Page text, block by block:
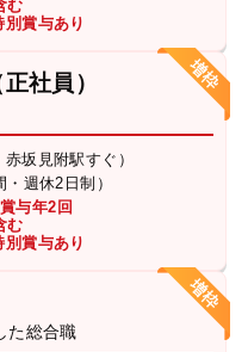
む
賞与あり
社員）
坂見附駅すぐ）
週休2日制）
与年2回
む
賞与あり
た総合職